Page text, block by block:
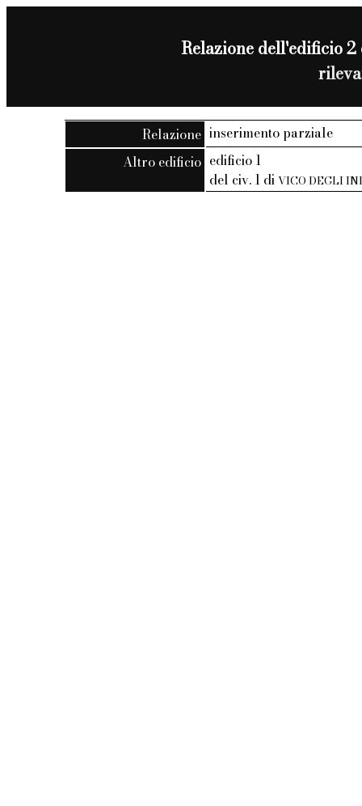
Relazione dell'edificio
Relazione inserimento parziale
Altro edificio edificio 1
del civ. 1 diVICO DEGLI